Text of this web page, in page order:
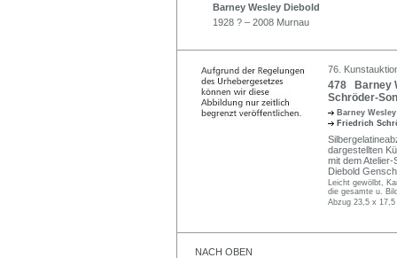
Barney Wesley Diebold
1928 ? – 2008 Murnau
76.
478 Barney
Schröder-
Barney
Friedrich
dargestellten
mit dem
Diebold
Leicht gewölbt,
die gesamte u.
Abzug 23,5 x
NACH OBEN